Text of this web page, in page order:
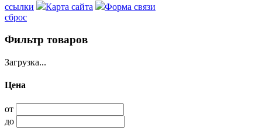
ссылки Карта сайта
Форма связи
сброс
Фильтр товаров
Загрузка...
Цена
от
до